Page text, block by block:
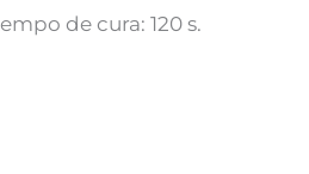
de cura: 120 s.